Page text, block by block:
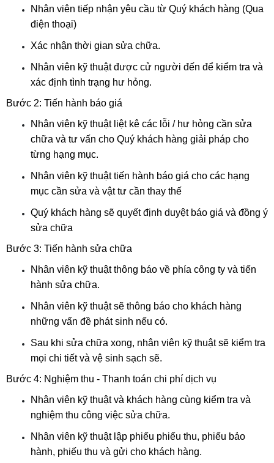
Nhân viên tiếp nhận yêu cầu từ Quý khách hàng (Qua
điện thoại)
Xác nhận thời gian sửa chữa.
Nhân viên kỹ thuật được cử người đến để kiểm tra và
xác định tình trạng hư hỏng.
Bước 2: Tiến hành báo giá
Nhân viên kỹ thuật liệt kê các lỗi / hư hỏng cần sửa
chữa và tư vấn cho Quý khách hàng giải pháp cho
từng hạng mục.
Nhân viên kỹ thuật tiến hành báo giá cho các hạng
mục cần sửa và vật tư cần thay thế
Quý khách hàng sẽ quyết định duyệt báo giá và đồng ý
sửa chữa
Bước 3: Tiến hành sửa chữa
Nhân viên kỹ thuật thông báo về phía công ty và tiến
hành sửa chữa.
Nhân viên kỹ thuật sẽ thông báo cho khách hàng
những vấn đề phát sinh nếu có.
Sau khi sửa chữa xong, nhân viên kỹ thuật sẽ kiểm tra
mọi chi tiết và vệ sinh sạch sẽ.
Bước 4: Nghiệm thu - Thanh toán chi phí dịch vụ
Nhân viên kỹ thuật và khách hàng cùng kiểm tra và
nghiệm thu công việc sửa chữa.
Nhân viên kỹ thuật lập phiếu phiếu thu, phiếu bảo
hành, phiếu thu và gửi cho khách hàng.